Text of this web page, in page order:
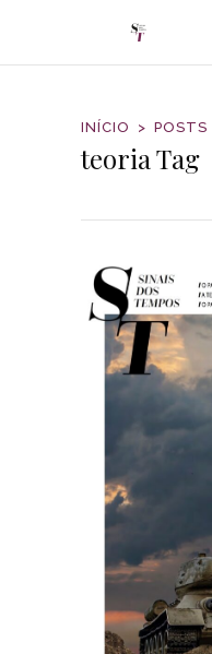
INÍCIO POSTS
teoria Tag